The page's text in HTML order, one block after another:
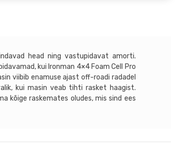
head ning vastupidavat amorti.
kui Ironman 4×4 Foam Cell Pro
viibib enamuse ajast off-roadi radadel
kui masin veab tihti rasket haagist.
kõige raskemates oludes, mis sind ees